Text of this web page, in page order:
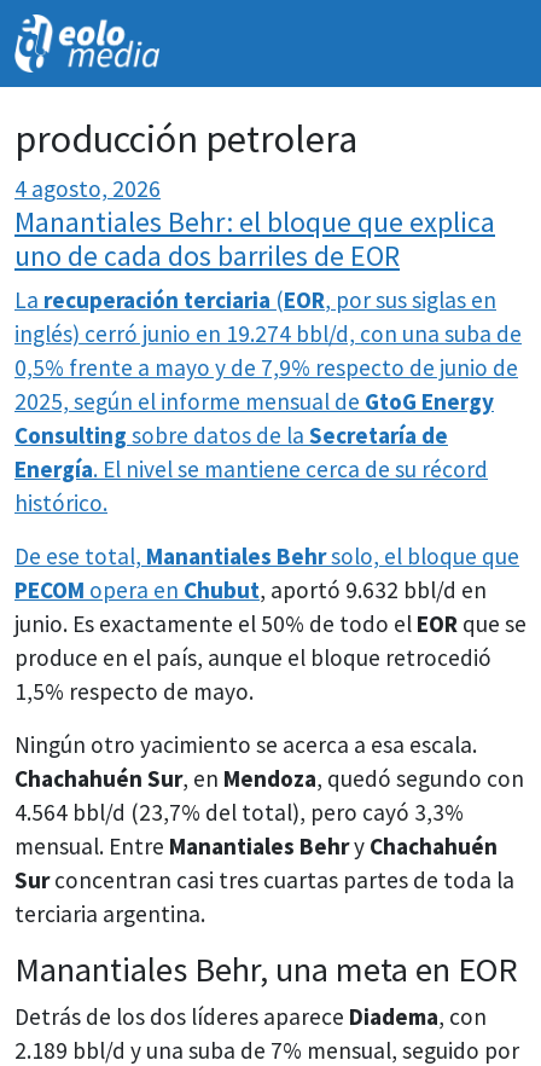
producción petrolera
4 agosto, 2026
Manantiales Behr: el bloque que explica
uno de cada dos barriles de EOR
La recuperación terciaria (EOR, por sus siglas en
inglés) cerró junio en 19.274 bbl/d, con una suba de
0,5% frente a mayo y de 7,9% respecto de junio de
2025, según el informe mensual de GtoG Energy
Consulting sobre datos de la Secretaría de
Energía. El nivel se mantiene cerca de su récord
histórico.
De ese total, Manantiales Behrsolo, el bloque que
PECOM opera en Chubut, aportó 9.632 bbl/d en
junio. Es exactamente el 50% de todo el EOR que se
produce en el país, aunque el bloque retrocedió
1,5% respecto de mayo.
Ningún otro yacimiento se acerca a esa escala.
Chachahuén Sur, en Mendoza, quedó segundo con
4.564 bbl/d (23,7% del total), pero cayó 3,3%
mensual. Entre Manantiales Behry Chachahuén
Surconcentran casi tres cuartas partes de toda la
terciaria argentina.
Manantiales Behr, una meta en EOR
Detrás de los dos líderes aparece Diadema, con
2.189 bbl/d y una suba de 7% mensual, seguido por